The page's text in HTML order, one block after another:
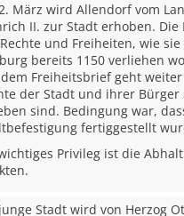
März wird Allendorf vom
II. zur Stadt erhoben.
und Freiheiten, wie
bereits 1150 verliehen
Freiheitsbrief geht
der Stadt und ihrer Bürger
sind. Bedingung war,
fertiggestellt
Privileg ist die
Stadt wird von Herzog